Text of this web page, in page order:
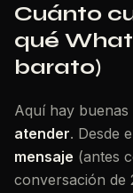
Cuánto
qué
barato)
Aquí hay
atender. Desde
mensaje (antes
conversación de